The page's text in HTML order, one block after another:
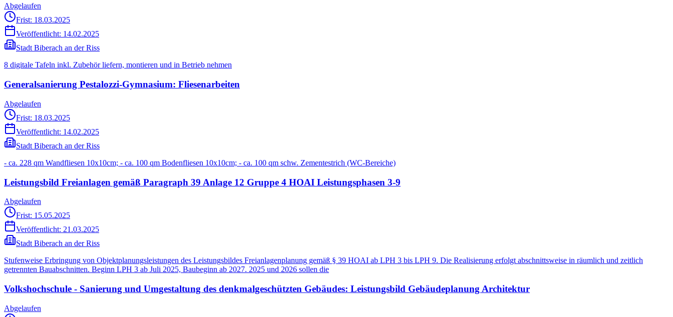
Abgelaufen
Frist: 18.03.2025
Veröffentlicht: 14.02.2025
Stadt Biberach an der Riss
8 digitale Tafeln inkl. Zubehör liefern, montieren und in Betrieb nehmen
Generalsanierung Pestalozzi-Gymnasium: Fliesenarbeiten
Abgelaufen
Frist: 18.03.2025
Veröffentlicht: 14.02.2025
Stadt Biberach an der Riss
- ca. 228 qm Wandfliesen 10x10cm; - ca. 100 qm Bodenfliesen 10x10cm; - ca. 100 qm schw. Zementestrich (WC-Bereiche)
Leistungsbild Freianlagen gemäß Paragraph 39 Anlage 12 Gruppe 4 HOAI Leistungsphasen 3-9
Abgelaufen
Frist: 15.05.2025
Veröffentlicht: 21.03.2025
Stadt Biberach an der Riss
Stufenweise Erbringung von Objektplanungsleistungen des Leistungsbildes Freianlagenplanung gemäß § 39 HOAI ab LPH 3 bis LPH 9. Die Realisierung erfolgt abschnittsweise in räumlich und zeitlich
getrennten Bauabschnitten. Beginn LPH 3 ab Juli 2025, Baubeginn ab 2027. 2025 und 2026 sollen die
Volkshochschule - Sanierung und Umgestaltung des denkmalgeschützten Gebäudes: Leistungsbild Gebäudeplanung Architektur
Abgelaufen